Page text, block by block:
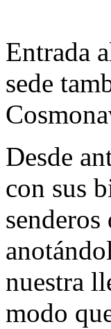
Entrada
sede
Desde
con sus
nuestra
modo